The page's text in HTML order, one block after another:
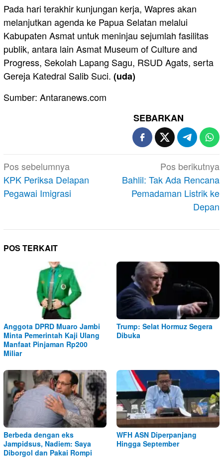
Pada hari terakhir kunjungan kerja, Wapres akan
melanjutkan agenda ke Papua Selatan melalui
Kabupaten Asmat untuk meninjau sejumlah fasilitas
publik, antara lain Asmat Museum of Culture and
Progress, Sekolah Lapang Sagu, RSUD Agats, serta
Gereja Katedral Salib Suci. (uda)
Sumber: Antaranews.com
SEBARKAN
Navigasi
pos
Pos sebelumnya
KPK Periksa Delapan
Pegawai Imigrasi
Pos berikutnya
Bahlil: Tak Ada Rencana
Pemadaman Listrik ke
Depan
POS TERKAIT
Anggota DPRD Muaro Jambi
Minta Pemerintah Kaji Ulang
Manfaat Pinjaman Rp200
Miliar
Trump: Selat Hormuz Segera
Dibuka
Berbeda dengan eks
Jampidsus, Nadiem: Saya
Diborgol dan Pakai Rompi
WFH ASN Diperpanjang
Hingga September